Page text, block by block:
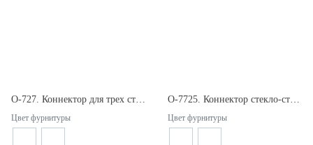
О-727. Коннектор для трех стекол. Для стекла 8/12мм.
Цвет фурнитуры
О-7725. Коннектор стекло-стекло 90°. Для стекла 8/10мм.
Цвет фурнитуры